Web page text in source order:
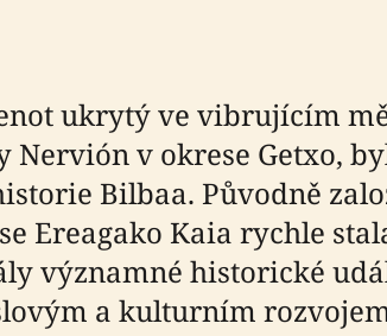
ukrytý ve vibrujícím
v okrese Getxo,
Bilbaa. Původně
Ereagako Kaia rychle
významné historické
a kulturním